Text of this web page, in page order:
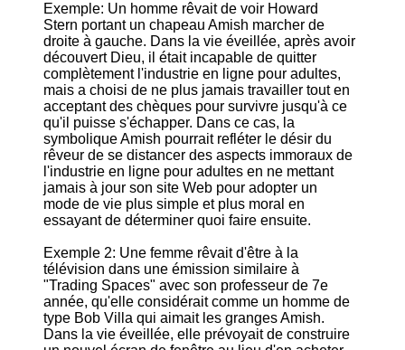
Exemple: Un homme rêvait de voir Howard
Stern portant un chapeau Amish marcher de
droite à gauche. Dans la vie éveillée, après avoir
découvert Dieu, il était incapable de quitter
complètement l'industrie en ligne pour adultes,
mais a choisi de ne plus jamais travailler tout en
acceptant des chèques pour survivre jusqu'à ce
qu'il puisse s'échapper. Dans ce cas, la
symbolique Amish pourrait refléter le désir du
rêveur de se distancer des aspects immoraux de
l'industrie en ligne pour adultes en ne mettant
jamais à jour son site Web pour adopter un
mode de vie plus simple et plus moral en
essayant de déterminer quoi faire ensuite.
Exemple 2: Une femme rêvait d'être à la
télévision dans une émission similaire à
"Trading Spaces" avec son professeur de 7e
année, qu'elle considérait comme un homme de
type Bob Villa qui aimait les granges Amish.
Dans la vie éveillée, elle prévoyait de construire